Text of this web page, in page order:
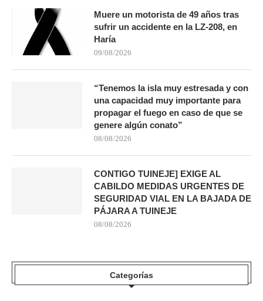
Muere un motorista de 49 años tras
sufrir un accidente en la LZ-208, en
Haría
09/08/2026
“Tenemos la isla muy estresada y con
una capacidad muy importante para
propagar el fuego en caso de que se
genere algún conato”
08/08/2026
CONTIGO TUINEJE] EXIGE AL
CABILDO MEDIDAS URGENTES DE
SEGURIDAD VIAL EN LA BAJADA DE
PÁJARA A TUINEJE
08/08/2026
Categorías